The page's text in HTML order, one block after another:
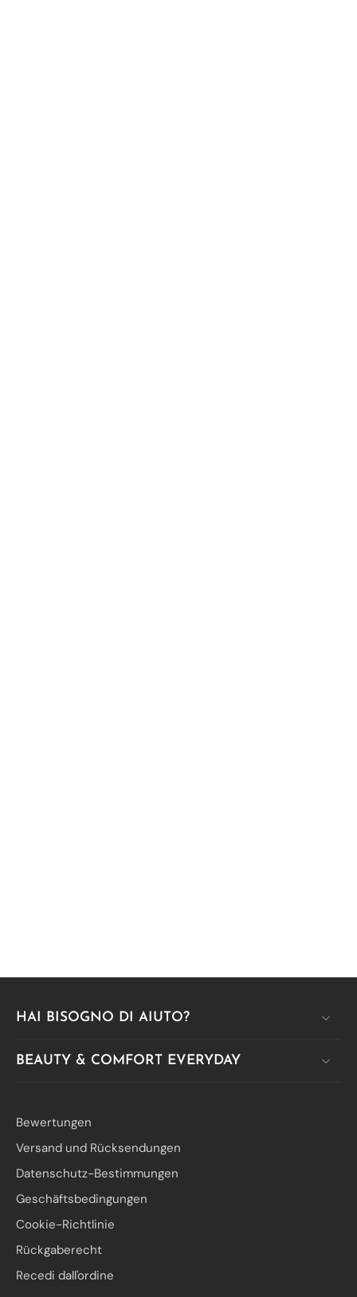
HAI BISOGNO DI AIUTO?
BEAUTY & COMFORT EVERYDAY
Bewertungen
Versand und Rücksendungen
Datenschutz-Bestimmungen
Geschäftsbedingungen
Cookie-Richtlinie
Rückgaberecht
Recedi dall'ordine